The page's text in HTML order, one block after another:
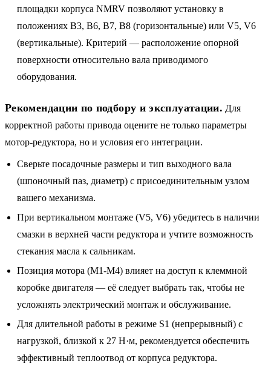
площадки корпуса NMRV позволяют установку в
положениях B3, B6, B7, B8 (горизонтальные) или V5, V6
(вертикальные). Критерий — расположение опорной
поверхности относительно вала приводимого
оборудования.
Рекомендации по подбору и эксплуатации. Для
корректной работы привода оцените не только параметры
мотор-редуктора, но и условия его интеграции.
Сверьте посадочные размеры и тип выходного вала
(шпоночный паз, диаметр) с присоединительным узлом
вашего механизма.
При вертикальном монтаже (V5, V6) убедитесь в наличии
смазки в верхней части редуктора и учтите возможность
стекания масла к сальникам.
Позиция мотора (M1-M4) влияет на доступ к клеммной
коробке двигателя — её следует выбрать так, чтобы не
усложнять электрический монтаж и обслуживание.
Для длительной работы в режиме S1 (непрерывный) с
нагрузкой, близкой к 27 Н·м, рекомендуется обеспечить
эффективный теплоотвод от корпуса редуктора.